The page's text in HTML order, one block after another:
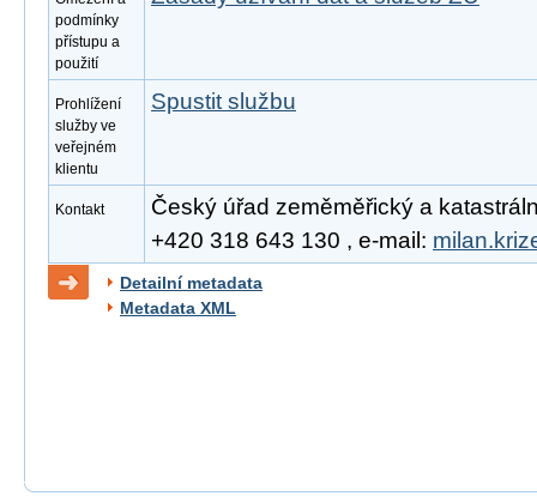
podmínky
přístupu a
použití
Prohlížení
služby ve
veřejném
klientu
Spustit službu
Kontakt
Český úřad zeměměřický a
+420 318 643 130 , e-mail:
Detailní metadata
Metadata XML